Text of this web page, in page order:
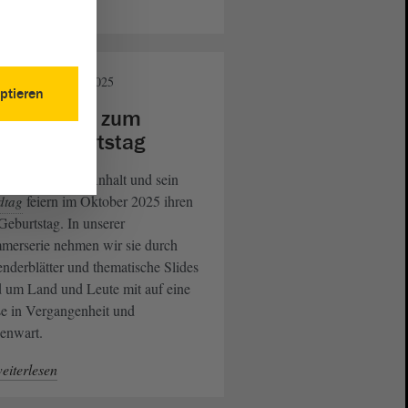
21. Juni 2025
Serie zum
Land Sachsen-Anhalt und sein
feiern im Oktober 2025 ihren
In unserer
nehmen wir sie durch
und thematische Slides
um Land und Leute mit auf eine
in Vergangenheit und